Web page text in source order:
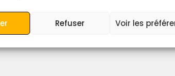
Refuser Voir les
et culturellement
voyageur novice, nos circuits
du